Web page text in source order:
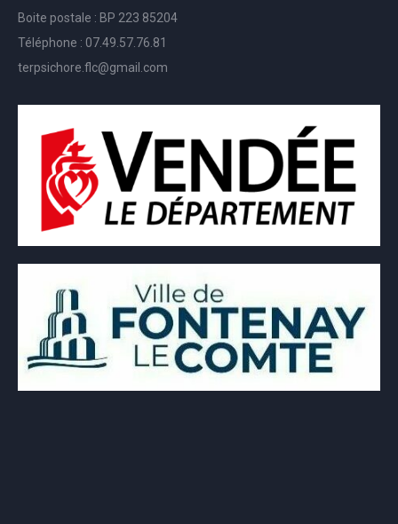
Boite postale : BP 223 85204
Téléphone : 07.49.57.76.81
terpsichore.flc@gmail.com